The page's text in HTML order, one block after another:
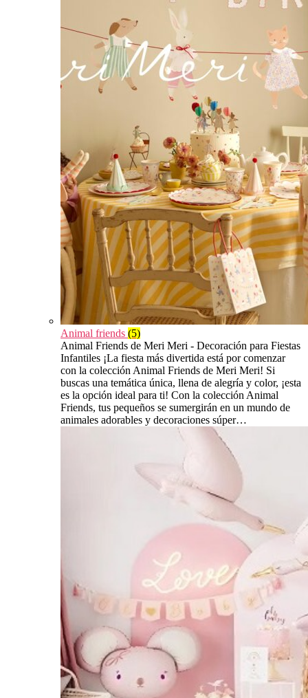
Animal friends (5)
Animal Friends de Meri Meri - Decoración para Fiestas
Infantiles ¡La fiesta más divertida está por comenzar
con la colección Animal Friends de Meri Meri! Si
buscas una temática única, llena de alegría y color, ¡esta
es la opción ideal para ti! Con la colección Animal
Friends, tus pequeños se sumergirán en un mundo de
animales adorables y decoraciones súper…